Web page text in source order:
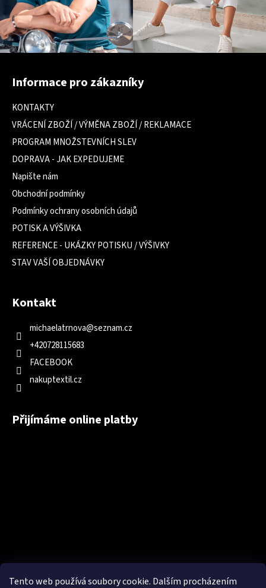
Tento web používá soubory cookie. Dalším procházením
Z
Informace pro zákazníky
KONTAKTY
VRÁCENÍ ZBOŽÍ / VÝMĚNA ZBOŽÍ / REKLAMACE
PROGRAM MNOŽSTEVNÍCH SLEV
DOPRAVA - JAK EXPEDUJEME
Napište nám
Obchodní podmínky
Podmínky ochrany osobních údajů
POTISK A VÝŠIVKA
REFERENCE - UKÁZKY POTISKU / VÝŠIVKY
STAV VAŠÍ OBJEDNÁVKY
Kontakt
michaelatrnova@seznam.cz
+420728115683
FACEBOOK
nakuptextil.cz
Přijímáme online platby